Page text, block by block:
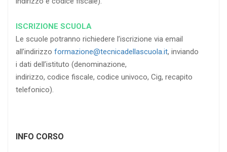
ISCRIZIONE SCUOLA
Le scuole potranno richiedere l’iscrizione via email
all’indirizzo formazione@tecnicadellascuola.it, inviando
i dati dell’istituto (denominazione,
indirizzo, codice fiscale, codice univoco, Cig, recapito
telefonico).
INFO CORSO